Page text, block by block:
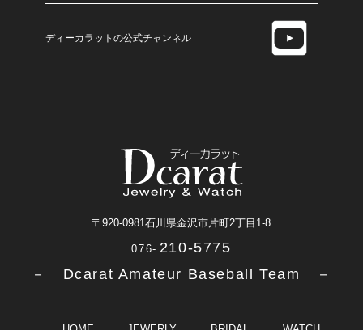
ディーカラットの公式チャンネル
〒920-0981石川県金沢市片町2丁目1-8
076- 210-5775
－ Dcarat Amateur Baseball Team －